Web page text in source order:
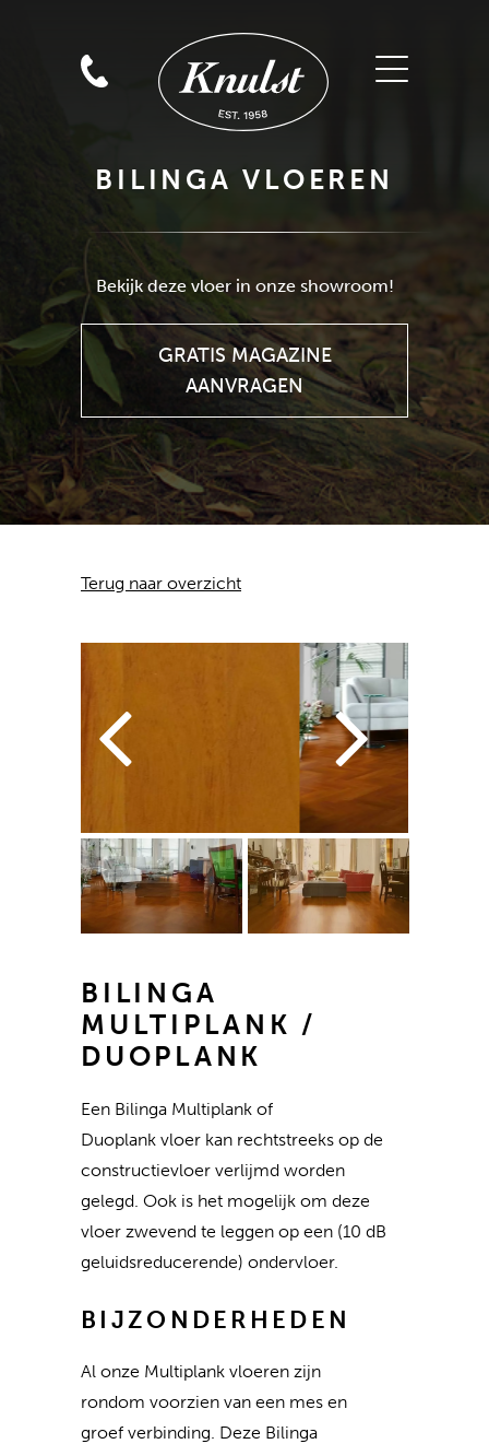
BILINGA VLOEREN
Bekijk deze vloer in onze showroom!
GRATIS MAGAZINE
AANVRAGEN
AANVRAGEN
Terug naar overzicht
BILINGA
MULTIPLANK /
DUOPLANK
Een Bilinga Multiplank of
Duoplank vloer kan rechtstreeks op de
constructievloer verlijmd worden
gelegd. Ook is het mogelijk om deze
vloer zwevend te leggen op een (10 dB
geluidsreducerende) ondervloer.
BIJZONDERHEDEN
Al onze Multiplank vloeren zijn
rondom voorzien van een mes en
groef verbinding. Deze Bilinga